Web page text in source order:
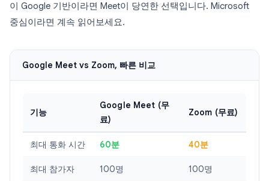
이 Google 기반이라면 Meet이 당연한 선택입니다. Microsoft
중심이라면 계속 읽어보세요.
Google Meet vs Zoom, 빠른 비교
기능
Google Meet (무
료)
Zoom (무료)
최대 통화 시간 60분 40분
최대 참가자 100명 100명